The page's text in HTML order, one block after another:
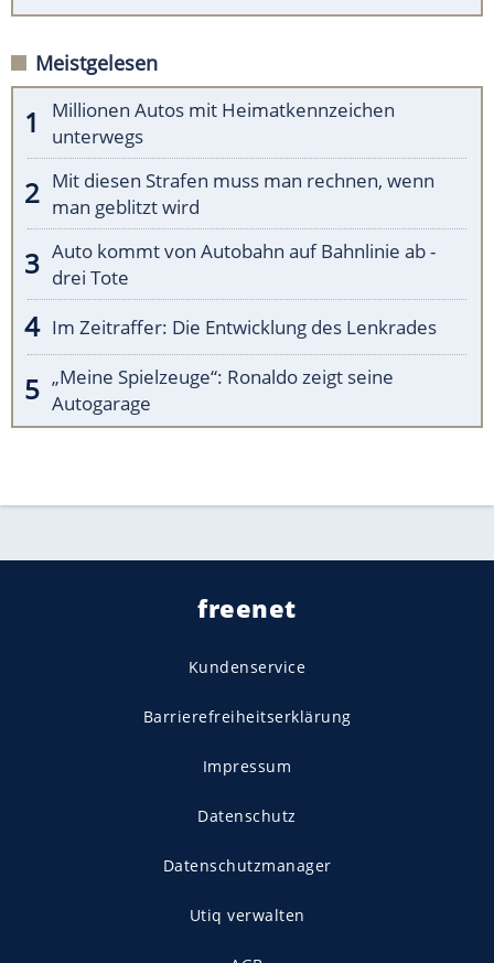
Meistgelesen
Millionen Autos mit Heimatkennzeichen
unterwegs
Mit diesen Strafen muss man rechnen, wenn
man geblitzt wird
Auto kommt von Autobahn auf Bahnlinie ab -
drei Tote
Im Zeitraffer: Die Entwicklung des Lenkrades
„Meine Spielzeuge“: Ronaldo zeigt seine
Autogarage
freenet
Kundenservice
Barrierefreiheitserklärung
Impressum
Datenschutz
Datenschutzmanager
Utiq verwalten